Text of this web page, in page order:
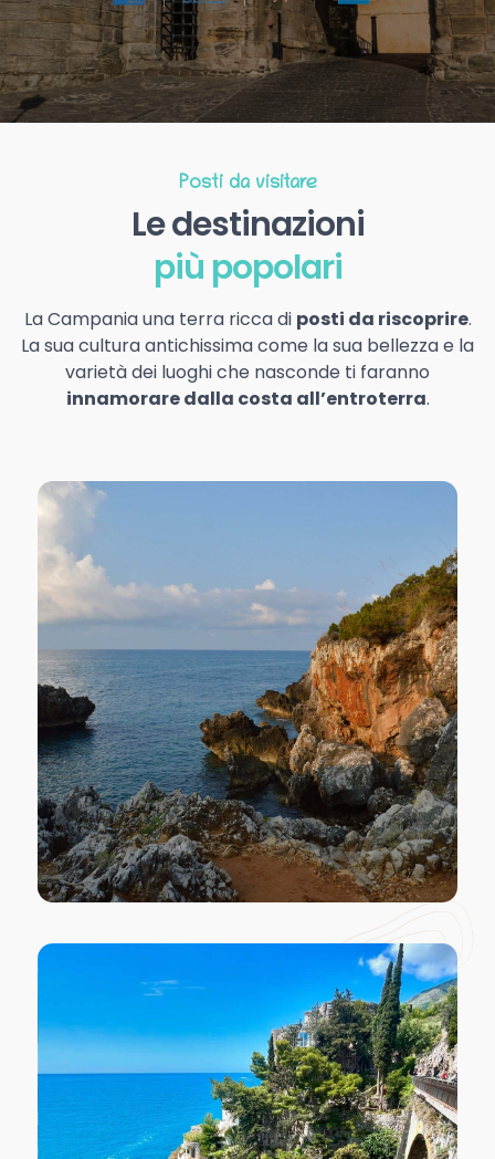
Posti da visitare
Le destinazioni
più popolari
La Campania una terra ricca di posti da riscoprire.
La sua cultura antichissima come la sua bellezza e la
varietà dei luoghi che nasconde ti faranno
innamorare dalla costa all’entroterra.